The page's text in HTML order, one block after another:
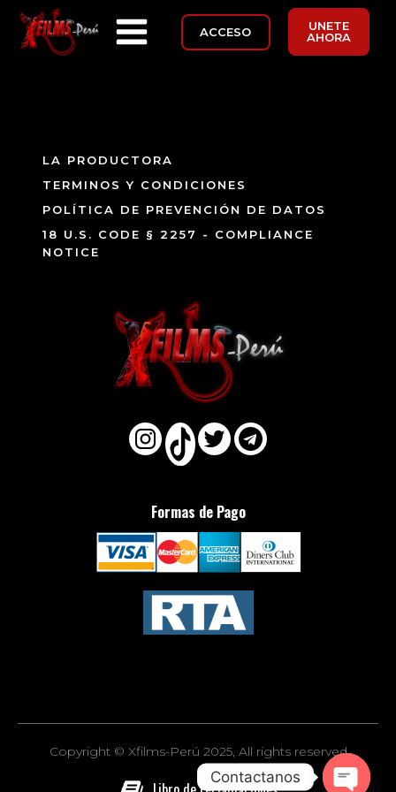
ACCESO
UNETE
AHORA
LA PRODUCTORA
TERMINOS Y CONDICIONES
POLÍTICA DE PREVENCIÓN DE DATOS
18 U.S. CODE § 2257 - COMPLIANCE
NOTICE
Formas de Pago
Copyright © Xfilms-Perú 2025, All rights reserved
Contactanos